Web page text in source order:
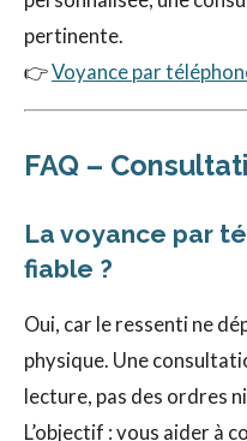
pertinente.
👉Voyance par
FAQ –
La voyance par
fiable ?
Oui, car le ressenti ne
physique. Une
lecture, pas des ordres
L’objectif : vous aider à